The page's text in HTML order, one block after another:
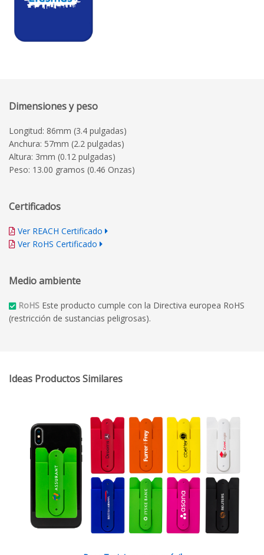
Dimensiones y peso
Longitud: 86mm (3.4 pulgadas)
Anchura: 57mm (2.2 pulgadas)
Altura: 3mm (0.12 pulgadas)
Peso: 13.00 gramos (0.46 Onzas)
Certificados
Ver REACH Certificado
Ver RoHS Certificado
Medio ambiente
RoHS Este producto cumple con la Directiva europea RoHS
(restricción de sustancias peligrosas).
Ideas Productos Similares